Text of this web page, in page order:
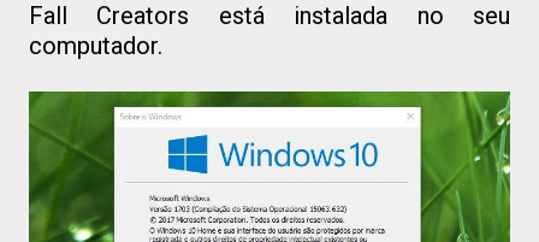
Fall Creators está instalada no seu
computador.